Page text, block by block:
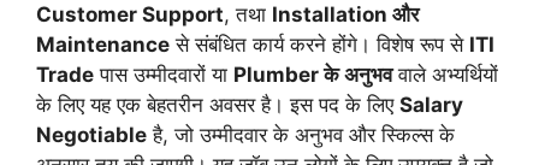
Customer Support, तथा Installation और
Maintenance से संबंधित कार्य करने होंगे। विशेष रूप से ITI
Trade पास उम्मीदवारों या Plumber के अनुभववाले अभ्यर्थियों
के लिए यह एक बेहतरीन अवसर है। इस पद के लिए Salary
Negotiable है, जो उम्मीदवार के अनुभव और स्किल्स के